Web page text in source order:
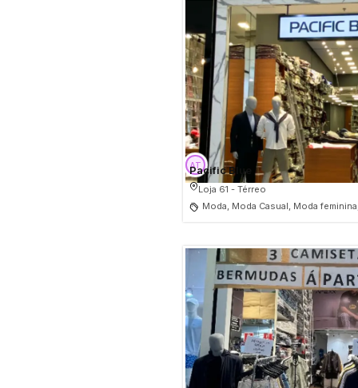
Pacific Blue
Loja 61 - Térreo
Moda, Moda Casual, Moda